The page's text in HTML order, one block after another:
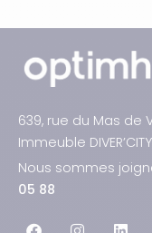
639, rue du Mas de
Immeuble
Nous sommes
05 88